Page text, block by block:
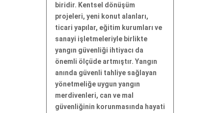
biridir. Kentsel dönüşüm
projeleri, yeni konut alanları,
ticari yapılar, eğitim kurumları ve
sanayi işletmeleriyle birlikte
yangın güvenliği ihtiyacı da
önemli ölçüde artmıştır. Yangın
anında güvenli tahliye sağlayan
yönetmeliğe uygun yangın
merdivenleri, can ve mal
güvenliğinin korunmasında hayati